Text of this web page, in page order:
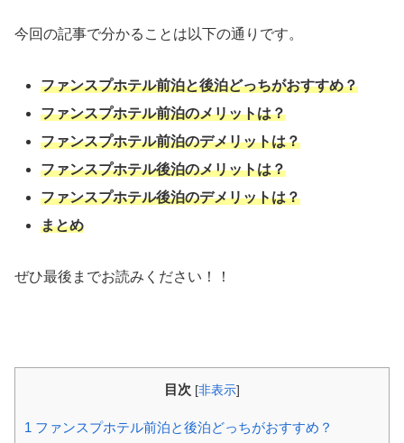
今回の記事で分かることは以下の通りです。
ファンスプホテル前泊と後泊どっちがおすすめ？
ファンスプホテル前泊のメリットは？
ファンスプホテル前泊のデメリットは？
ファンスプホテル後泊のメリットは？
ファンスプホテル後泊のデメリットは？
まとめ
ぜひ最後までお読みください！！
目次 [非表示]
1 ファンスプホテル前泊と後泊どっちがおすすめ？